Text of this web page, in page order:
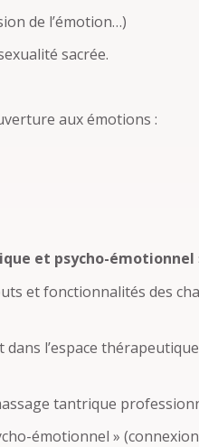
de l’émotion…)
sacrée.
aux émotions :
et psycho-émotionnel
et fonctionnalités des
l’espace
tantrique
émotionnel »